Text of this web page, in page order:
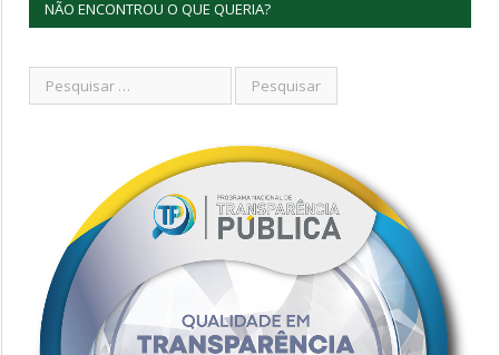
NÃO ENCONTROU O QUE QUERIA?